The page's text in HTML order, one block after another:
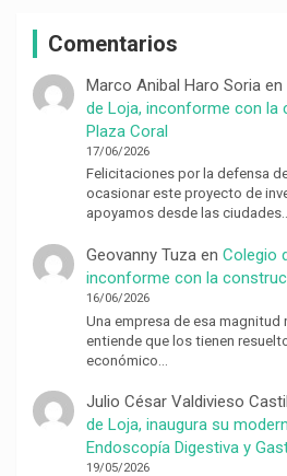
Comentarios
Marco Anibal Haro Soriaen
de Loja, inconforme con la
Plaza Coral
17/06/2026
Felicitaciones por la defensa
ocasionar este proyecto de
apoyamos desde las
Geovanny Tuzaen Colegio
inconforme con la
16/06/2026
Una empresa de esa magnitud
entiende que los tienen
económico…
Julio César Valdivieso
de Loja, inaugura su
Endoscopía Digestiva y
19/05/2026